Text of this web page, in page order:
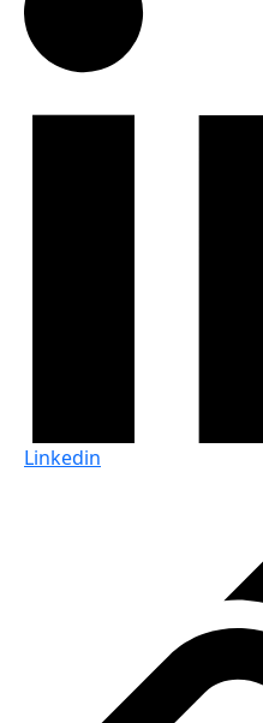
Linkedin